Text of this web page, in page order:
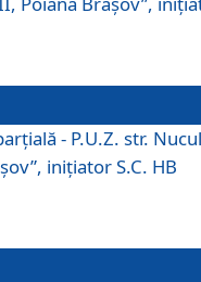
- P.U.Z. str.
iniţiator S.C. HB